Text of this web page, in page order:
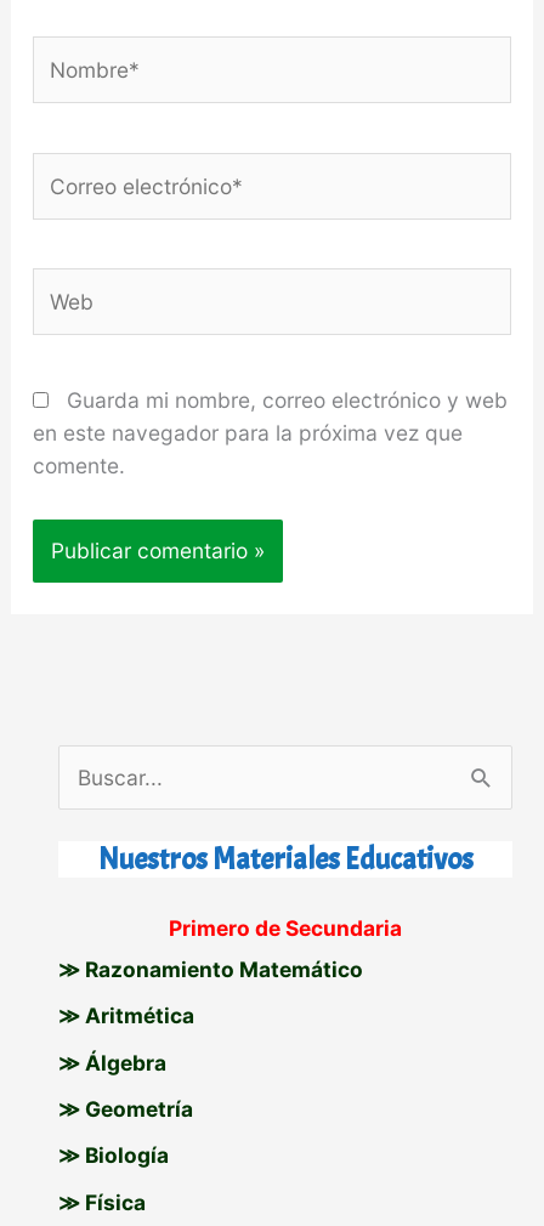
electrónico*
Guarda mi nombre, correo electrónico y web
en este navegador para la próxima vez que
comente.
u
r
p
o
Nuestros Materiales Educativos
Primero de Secundaria
≫ Razonamiento Matemático
≫ Aritmética
≫ Álgebra
≫ Geometría
≫ Biología
≫ Física